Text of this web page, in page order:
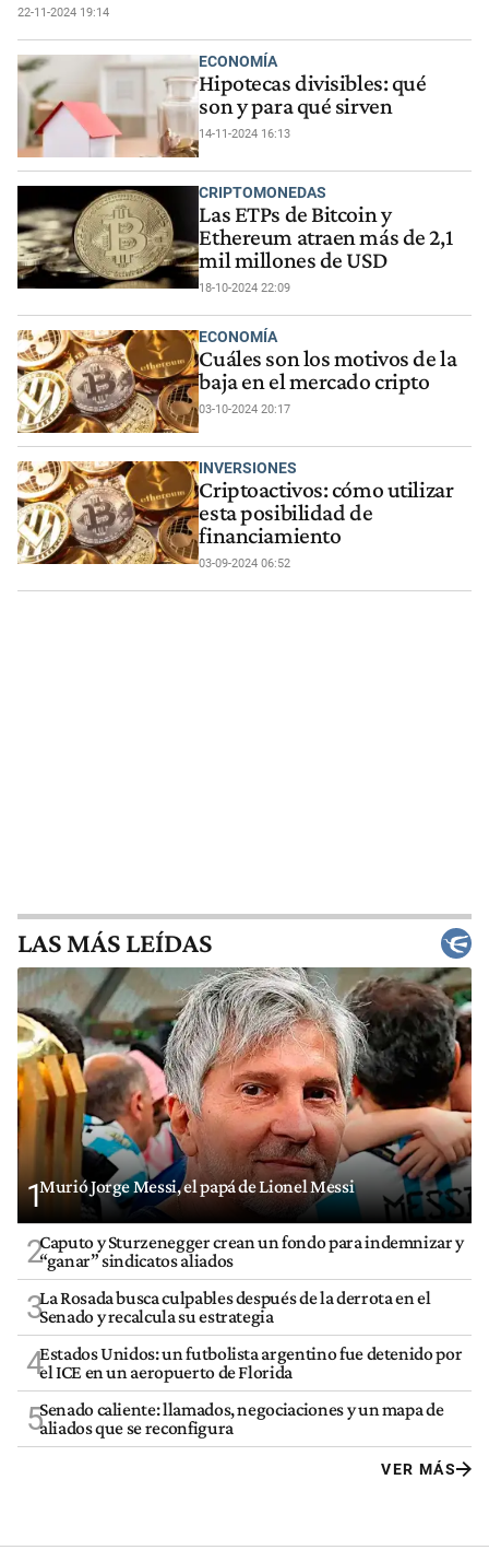
22-11-2024 19:14
ECONOMÍA
Hipotecas divisibles: qué
son y para qué sirven
14-11-2024 16:13
CRIPTOMONEDAS
Las ETPs de Bitcoin y
Ethereum atraen más de 2,1
mil millones de USD
18-10-2024 22:09
ECONOMÍA
Cuáles son los motivos de la
baja en el mercado cripto
03-10-2024 20:17
INVERSIONES
Criptoactivos: cómo utilizar
esta posibilidad de
financiamiento
03-09-2024 06:52
LAS MÁS LEÍDAS
1Murió Jorge Messi, el papá de Lionel Messi
2Caputo y Sturzenegger crean un fondo para indemnizar y
“ganar” sindicatos aliados
3La Rosada busca culpables después de la derrota en el
Senado y recalcula su estrategia
4Estados Unidos: un futbolista argentino fue detenido por
el ICE en un aeropuerto de Florida
5Senado caliente: llamados, negociaciones y un mapa de
aliados que se reconfigura
VER MÁS